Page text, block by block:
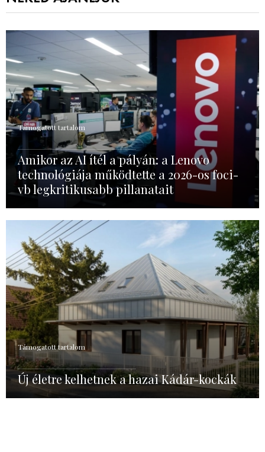
Támogatott tartalom
Amikor az AI ítél a pályán: a Lenovo
technológiája működtette a 2026-os foci-
vb legkritikusabb pillanatait
Támogatott tartalom
Új életre kelhetnek a hazai Kádár-kockák